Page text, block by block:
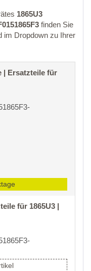
1865U3
finden Sie
im Dropdown zu Ihrer
| Ersatzteile für
für 1865U3 |